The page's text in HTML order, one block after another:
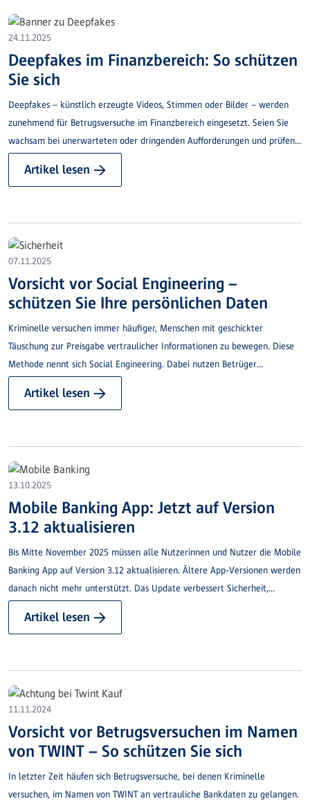
24.11.2025
Deepfakes im Finanzbereich: So schützen
Sie sich
Deepfakes – künstlich erzeugte Videos, Stimmen oder Bilder – werden
zunehmend für Betrugsversuche im Finanzbereich eingesetzt. Seien Sie
wachsam bei unerwarteten oder dringenden Aufforderungen und prüfen
Artikel lesen →
07.11.2025
Vorsicht vor Social Engineering –
schützen Sie Ihre persönlichen Daten
Kriminelle versuchen immer häufiger, Menschen mit geschickter
Täuschung zur Preisgabe vertraulicher Informationen zu bewegen. Diese
Methode nennt sich Social Engineering. Dabei nutzen Betrüger
gefälschte E-Mails, fingierte Anrufe oder falsche Amtspersonen. Ziel ist
Artikel lesen →
13.10.2025
Mobile Banking App: Jetzt auf Version
3.12 aktualisieren
Bis Mitte November 2025 müssen alle Nutzerinnen und Nutzer die Mobile
Banking App auf Version 3.12 aktualisieren. Ältere App-Versionen werden
danach nicht mehr unterstützt. Das Update verbessert Sicherheit,
Artikel lesen →
11.11.2024
Vorsicht vor Betrugsversuchen im Namen
von TWINT – So schützen Sie sich
In letzter Zeit häufen sich Betrugsversuche, bei denen Kriminelle
versuchen, im Namen von TWINT an vertrauliche Bankdaten zu gelangen.